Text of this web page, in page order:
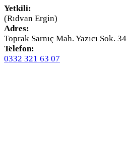
Yetkili:
(Rıdvan Ergin)
Adres:
Toprak Sarnıç Mah. Yazıcı Sok. 34
Telefon:
0332 321 63 07